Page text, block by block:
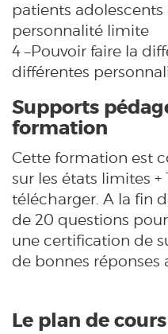
patients
personnalité limite
4 –Pouvoir faire la
différentes
Supports
formation
Cette formation est
sur les états limites
télécharger. A la fin
de 20 questions
une certification de
de bonnes réponses
Le plan de